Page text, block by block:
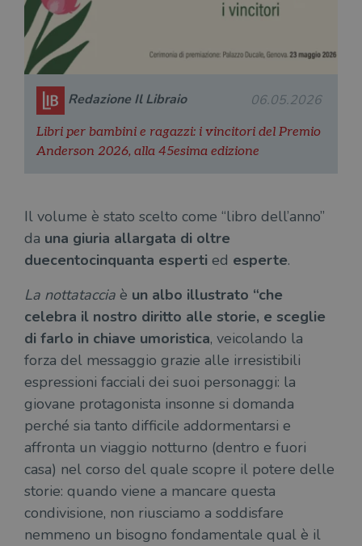
Redazione Il Libraio 06.05.2026
Libri per bambini e ragazzi: i vincitori del Premio
Anderson 2026, alla 45esima edizione
Il volume è stato scelto come “libro dell’anno”
da una giuria allargata di oltre
duecentocinquanta esperti ed esperte.
La nottataccia è un albo illustrato “che
celebra il nostro diritto alle storie, e sceglie
di farlo in chiave umoristica, veicolando la
forza del messaggio grazie alle irresistibili
espressioni facciali dei suoi personaggi: la
giovane protagonista insonne si domanda
perché sia tanto difficile addormentarsi e
affronta un viaggio notturno (dentro e fuori
casa) nel corso del quale scopre il potere delle
storie: quando viene a mancare questa
condivisione, non riusciamo a soddisfare
nemmeno un bisogno fondamentale qual è il